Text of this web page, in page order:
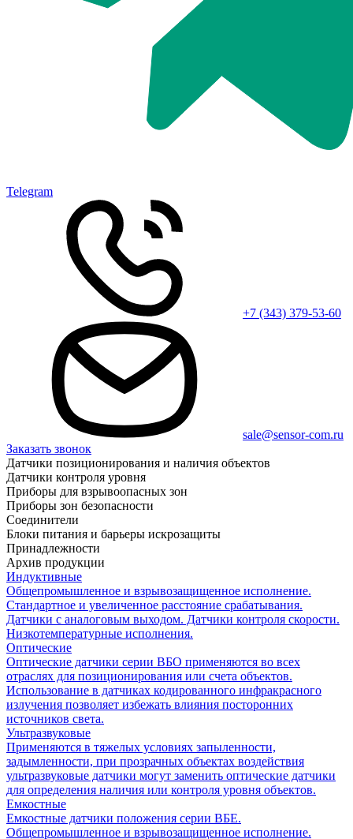
Telegram
+7 (343) 379-53-60
sale@sensor-com.ru
Заказать звонок
Датчики позиционирования и наличия объектов
Датчики контроля уровня
Приборы для взрывоопасных зон
Приборы зон безопасности
Соединители
Блоки питания и барьеры искрозащиты
Принадлежности
Архив продукции
Индуктивные
Общепромышленное и взрывозащищенное исполнение.
Стандартное и увеличенное расстояние срабатывания.
Датчики с аналоговым выходом. Датчики контроля скорости.
Низкотемпературные исполнения.
Оптические
Оптические датчики серии ВБО применяются во всех
отраслях для позиционирования или счета объектов.
Использование в датчиках кодированного инфракрасного
излучения позволяет избежать влияния посторонних
источников света.
Ультразвуковые
Применяются в тяжелых условиях запыленности,
задымленности, при прозрачных объектах воздействия
ультразвуковые датчики могут заменить оптические датчики
для определения наличия или контроля уровня объектов.
Емкостные
Емкостные датчики положения серии ВБЕ.
Общепромышленное и взрывозащищенное исполнение.